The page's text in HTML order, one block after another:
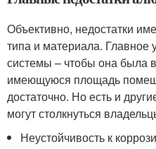
Объективно, недостатки
типа и материала. Главное
системы – чтобы она была
имеющуюся площадь
достаточно. Но есть и
могут столкнуться
Неустойчивость к